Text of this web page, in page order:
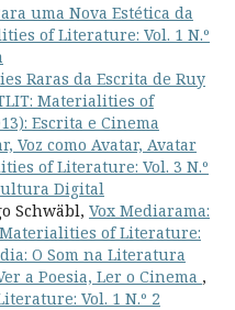
uma Nova Estética da
of Literature: Vol. 1 N.º
Raras da Escrita de Ruy
Materialities of
Escrita e Cinema
Voz como Avatar, Avatar
of Literature: Vol. 3 N.º
Digital
Schwäbl, Vox Mediarama:
of Literature:
O Som na Literatura
a Poesia, Ler o Cinema ,
Vol. 1 N.º 2